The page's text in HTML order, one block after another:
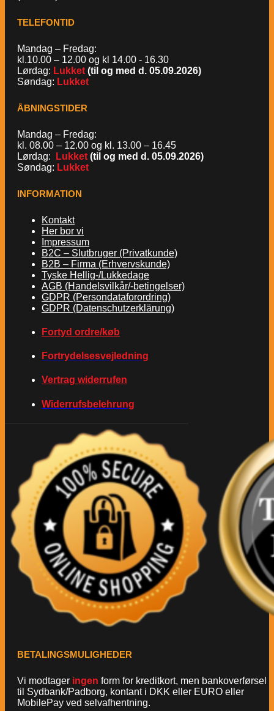
TELEFONTID
Mandag – Fredag:
kl.10.00 – 12.00 og kl 14.00 - 16.30
Lørdag: Lukket (til og med d. 05.09.2026)
Søndag: Lukket
ÅBNINGSTIDER
Mandag – Fredag:
kl. 08.00 – 12.00 og kl. 13.00 – 16.45
Lørdag:
Lukket (til og med d. 05.09.2026)
Søndag: Lukket
INFORMATION
Kontakt
Her bor vi
Impressum
B2C – Slutbruger (Privatkunde)
B2B – Firma (Erhvervskunde)
Tyske Hellig-/Lukkedage
AGB (Handelsvilkår/-betingelser)
GDPR (Persondataforordring)
GDPR (Datenschutzerklärung)
Fortyd ordre/køb
Fortrydelsesvejledning
Vertrag widerrufen
Widerrufsbelehrung
BETALINGSMULIGHEDER
Vi modtager ingen form for kreditkort, men bankoverførsel
til Sydbank/Padborg, kontant i DKK eller EURO eller
MobilePay ved selvafhentning.